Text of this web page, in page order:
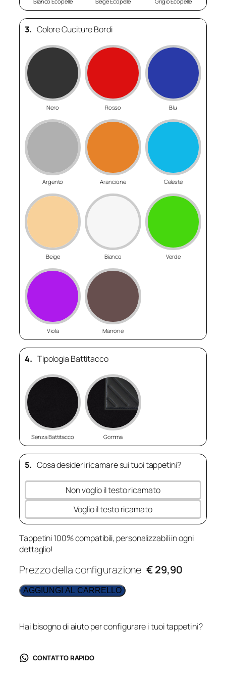
3. Colore Cuciture Bordi
Nero Rosso Blu
Argento Arancione Celeste
Beige Bianco Verde
Viola Marrone
4. Tipologia Battitacco
Senza Battitacco Gomma
5. Cosa desideri ricamare sui tuoi tappetini?
Non voglio il testo ricamato
Voglio il testo ricamato
Tappetini 100% compatibili, personalizzabili in ogni
dettaglio!
Prezzo della configurazione € 29,90
AGGIUNGI AL CARRELLO
Hai bisogno di aiuto per configurare i tuoi tappetini?
CONTATTO RAPIDO